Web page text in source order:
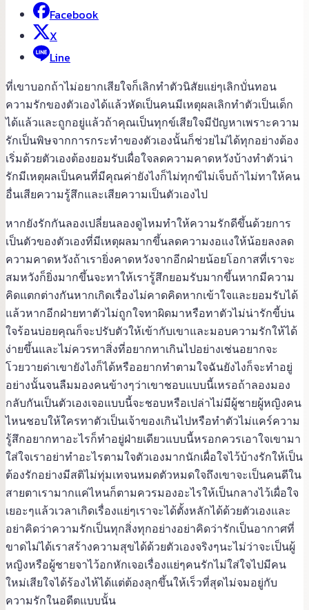
Facebook
X
Line
ที่เขาบอกถ้าไม่อยากเสียใจก็เลิกทำตัวนิสัยแย่ๆเลิกบั่นทอน
ความรักของตัวเองได้แล้วหัดเป็นคนมีเหตุผลเลิกทำตัวเป็นเด็ก
ได้แล้วและถูกอยู่แล้วถ้าคุณเป็นทุกข์เสียใจมีปัญหาเพราะความ
รักเป็นพิษจากการกระทำของตัวเองนั้นก็ช่วยไม่ได้ทุกอย่างต้อง
เริ่มด้วยตัวเองต้องยอมรับเผื่อใจลดความคาดหวังบ้างทำตัวน่า
รักมีเหตุผลเป็นคนที่มีคุณค่ายังไงก็ไม่ทุกข์ไม่เจ็บถ้าไม่ทาให้คน
อื่นเสียความรู้สึกและเสียความเป็นตัวเองไป
หากยังรักกันลองเปลี่ยนลองดูไหมทำให้ความรักดีขึ้นด้วยการ
เป็นตัวของตัวเองที่มีเหตุผลมากขึ้นลดความงอแงให้น้อยลงลด
ความคาดหวังถ้าเรายิ่งคาดหวังจากอีกฝ่ายน้อยโอกาสที่เราจะ
สมหวังก็ยิ่งมากขึ้นจะทาให้เรารู้สึกยอมรับมากขึ้นหากมีความ
คิดแตกต่างกันหากเกิดเรื่องไม่คาดคิดหากเข้าใจและยอมรับได้
แล้วหากอีกฝ่ายทาตัวไม่ถูกใจทาผิดมาหรือทาตัวไม่น่ารักขี้บ่น
ใจร้อนบ่อยคุณก็จะปรับตัวให้เข้ากับเขาและมอบความรักให้ได้
ง่ายขึ้นและไม่ควรทาสิ่งที่อยากทาเกินไปอย่างเช่นอยากจะ
โวยวายด่าเขายังไงก็ได้หรืออยากทำตามใจฉันยังไงก็จะทำอยู่
อย่างนั้นจนลืมมองคนข้างๆว่าเขาชอบแบบนี้เหรอถ้าลองมอง
กลับกันเป็นตัวเองเจอแบบนี้จะชอบหรือเปล่าไม่มีผู้ชายผู้หญิงคน
ไหนชอบให้ใครทาตัวเป็นเจ้าของเกินไปหรือทำตัวไม่แคร์ความ
รู้สึกอยากทาอะไรก็ทำอยู่ฝ่ายเดียวแบบนี้หรอกควรเอาใจเขามา
ใส่ใจเราอย่าทำอะไรตามใจตัวเองมากนักเผื่อใจไว้บ้างรักให้เป็น
ต้องรักอย่างมีสติไม่ทุ่มเทจนหมดตัวหมดใจถึงเขาจะเป็นคนดีใน
สายตาเรามากแค่ไหนก็ตามควรมองอะไรให้เป็นกลางไว้เผื่อใจ
เยอะๆแล้วเวลาเกิดเรื่องแย่ๆเราจะได้ตั้งหลักได้ด้วยตัวเองและ
อย่าคิดว่าความรักเป็นทุกสิ่งทุกอย่างอย่าคิดว่ารักเป็นอากาศที่
ขาดไม่ได้เราสร้างความสุขได้ด้วยตัวเองจริงๆนะไม่ว่าจะเป็นผู้
หญิงหรือผู้ชายจาไว้อกหักเจอเรื่องแย่ๆคนรักไม่ใส่ใจไปมีคน
ใหม่เสียใจได้ร้องไห้ได้แต่ต้องลุกขึ้นให้เร็วที่สุดไม่จมอยู่กับ
ความรักในอดีตแบบนั้น